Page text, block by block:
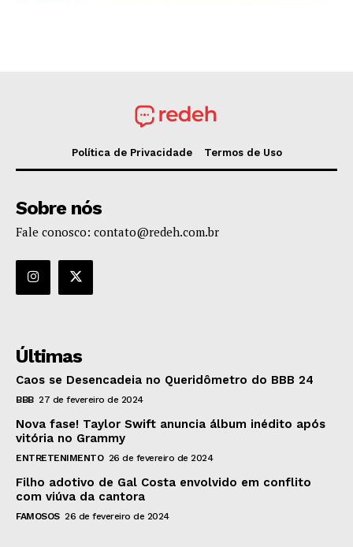
Política de Privacidade Termos de Uso
Sobre nós
Fale conosco: contato@redeh.com.br
Últimas
Caos se Desencadeia no Queridômetro do BBB 24
BBB 27 de fevereiro de 2024
Nova fase! Taylor Swift anuncia álbum inédito após
vitória no Grammy
ENTRETENIMENTO 26 de fevereiro de 2024
Filho adotivo de Gal Costa envolvido em conflito
com viúva da cantora
FAMOSOS 26 de fevereiro de 2024